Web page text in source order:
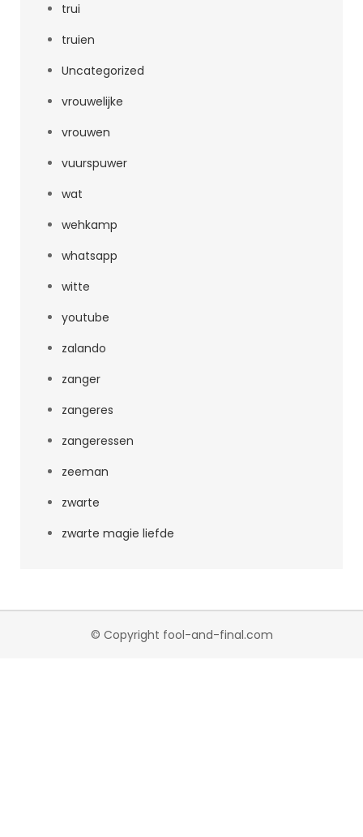
trui
truien
Uncategorized
vrouwelijke
vrouwen
vuurspuwer
wat
wehkamp
whatsapp
witte
youtube
zalando
zanger
zangeres
zangeressen
zeeman
zwarte
zwarte magie liefde
© Copyright fool-and-final.com